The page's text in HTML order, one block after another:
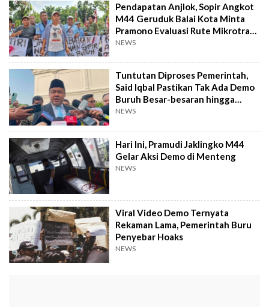
Pendapatan Anjlok, Sopir Angkot
M44 Geruduk Balai Kota Minta
Pramono Evaluasi Rute Mikrotrans
48A
NEWS
Tuntutan Diproses Pemerintah,
Said Iqbal Pastikan Tak Ada Demo
Buruh Besar-besaran hingga
September
NEWS
Hari Ini, Pramudi Jaklingko M44
Gelar Aksi Demo di Menteng
NEWS
Viral Video Demo Ternyata
Rekaman Lama, Pemerintah Buru
Penyebar Hoaks
NEWS